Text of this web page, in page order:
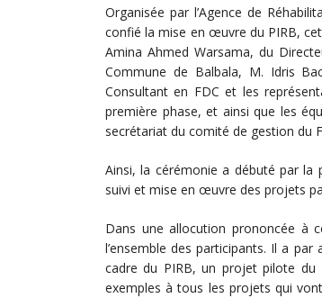
Organisée par l’Agence de
confié la mise en œuvre du PIRB,
Amina Ahmed Warsama, du
Commune de Balbala, M. Idris
Consultant en FDC et les
première phase, et ainsi que les
secrétariat du comité de gestion du
Ainsi, la cérémonie a débuté par la
suivi et mise en œuvre des projets
Dans une allocution prononcée à
l’ensemble des participants. Il a
cadre du PIRB, un projet pilote
exemples à tous les projets qui